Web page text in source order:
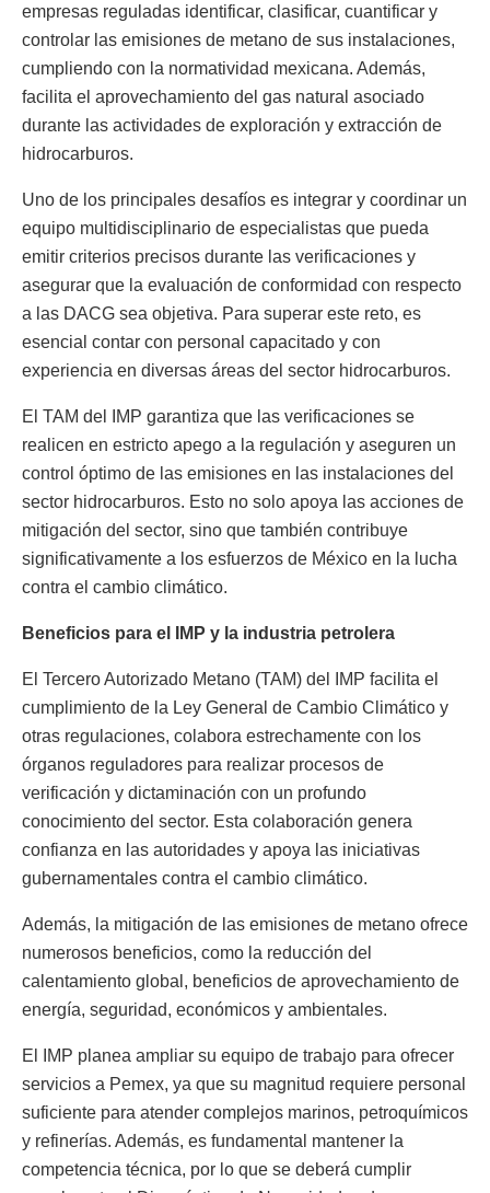
empresas reguladas identificar, clasificar, cuantificar y
controlar las emisiones de metano de sus instalaciones,
cumpliendo con la normatividad mexicana. Además,
facilita el aprovechamiento del gas natural asociado
durante las actividades de exploración y extracción de
hidrocarburos.
Uno de los principales desafíos es integrar y coordinar un
equipo multidisciplinario de especialistas que pueda
emitir criterios precisos durante las verificaciones y
asegurar que la evaluación de conformidad con respecto
a las DACG sea objetiva. Para superar este reto, es
esencial contar con personal capacitado y con
experiencia en diversas áreas del sector hidrocarburos.
El TAM del IMP garantiza que las verificaciones se
realicen en estricto apego a la regulación y aseguren un
control óptimo de las emisiones en las instalaciones del
sector hidrocarburos. Esto no solo apoya las acciones de
mitigación del sector, sino que también contribuye
significativamente a los esfuerzos de México en la lucha
contra el cambio climático.
Beneficios para el IMP y la industria petrolera
El Tercero Autorizado Metano (TAM) del IMP facilita el
cumplimiento de la Ley General de Cambio Climático y
otras regulaciones, colabora estrechamente con los
órganos reguladores para realizar procesos de
verificación y dictaminación con un profundo
conocimiento del sector. Esta colaboración genera
confianza en las autoridades y apoya las iniciativas
gubernamentales contra el cambio climático.
Además, la mitigación de las emisiones de metano ofrece
numerosos beneficios, como la reducción del
calentamiento global, beneficios de aprovechamiento de
energía, seguridad, económicos y ambientales.
El IMP planea ampliar su equipo de trabajo para ofrecer
servicios a Pemex, ya que su magnitud requiere personal
suficiente para atender complejos marinos, petroquímicos
y refinerías. Además, es fundamental mantener la
competencia técnica, por lo que se deberá cumplir